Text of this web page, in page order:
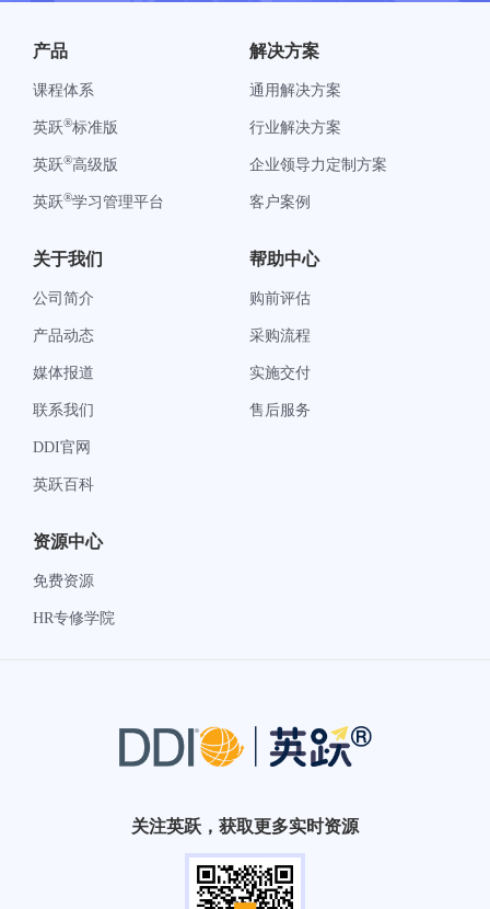
关注英跃，获取更多实时资源
产品
课程体系
英跃®标准版
英跃®高级版
英跃®学习管理平台
解决方案
通用解决方案
行业解决方案
企业领导力定制方案
客户案例
关于我们
公司简介
产品动态
媒体报道
联系我们
DDI官网
英跃百科
帮助中心
购前评估
采购流程
实施交付
售后服务
资源中心
免费资源
HR专修学院